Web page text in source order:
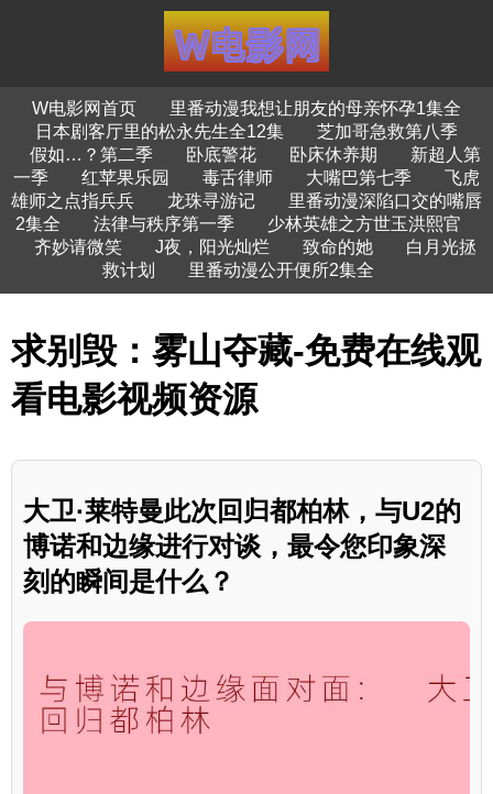
W电影网首页
里番动漫我想让朋友的母亲怀孕1集全
日本剧客厅里的松永先生全12集
芝加哥急救第八季
假如…？第二季
卧底警花 卧床休养期
新超人第
一季
红苹果乐园 毒舌律师 大嘴巴第七季
飞虎
雄师之点指兵兵
龙珠寻游记
里番动漫深陷口交的嘴唇
2集全
法律与秩序第一季
少林英雄之方世玉洪熙官
齐妙请微笑
J夜，阳光灿烂 致命的她
白月光拯
救计划
里番动漫公开便所2集全
求别毁：雾山夺藏-免费在线观
看电影视频资源
大卫·莱特曼此次回归都柏林，与U2的
博诺和边缘进行对谈，最令您印象深
刻的瞬间是什么？